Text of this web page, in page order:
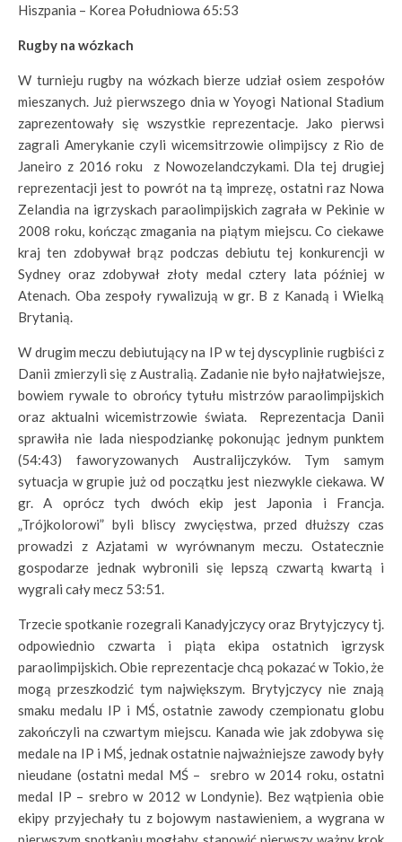
Hiszpania – Korea Południowa 65:53
Rugby na wózkach
W turnieju rugby na wózkach bierze udział osiem zespołów
mieszanych. Już pierwszego dnia w Yoyogi National Stadium
zaprezentowały się wszystkie reprezentacje. Jako pierwsi
zagrali Amerykanie czyli wicemsitrzowie olimpijscy z Rio de
Janeiro z 2016 roku z Nowozelandczykami. Dla tej drugiej
reprezentacji jest to powrót na tą imprezę, ostatni raz Nowa
Zelandia na igrzyskach paraolimpijskich zagrała w Pekinie w
2008 roku, kończąc zmagania na piątym miejscu. Co ciekawe
kraj ten zdobywał brąz podczas debiutu tej konkurencji w
Sydney oraz zdobywał złoty medal cztery lata później w
Atenach. Oba zespoły rywalizują w gr. B z Kanadą i Wielką
Brytanią.
W drugim meczu debiutujący na IP w tej dyscyplinie rugbiści z
Danii zmierzyli się z Australią. Zadanie nie było najłatwiejsze,
bowiem rywale to obrońcy tytułu mistrzów paraolimpijskich
oraz aktualni wicemistrzowie świata. Reprezentacja Danii
sprawiła nie lada niespodziankę pokonując jednym punktem
(54:43) faworyzowanych Australijczyków. Tym samym
sytuacja w grupie już od początku jest niezwykle ciekawa. W
gr. A oprócz tych dwóch ekip jest Japonia i Francja.
„Trójkolorowi” byli bliscy zwycięstwa, przed dłuższy czas
prowadzi z Azjatami w wyrównanym meczu. Ostatecznie
gospodarze jednak wybronili się lepszą czwartą kwartą i
wygrali cały mecz 53:51.
Trzecie spotkanie rozegrali Kanadyjczycy oraz Brytyjczycy tj.
odpowiednio czwarta i piąta ekipa ostatnich igrzysk
paraolimpijskich. Obie reprezentacje chcą pokazać w Tokio, że
mogą przeszkodzić tym największym. Brytyjczycy nie znają
smaku medalu IP i MŚ, ostatnie zawody czempionatu globu
zakończyli na czwartym miejscu. Kanada wie jak zdobywa się
medale na IP i MŚ, jednak ostatnie najważniejsze zawody były
nieudane (ostatni medal MŚ – srebro w 2014 roku, ostatni
medal IP – srebro w 2012 w Londynie). Bez wątpienia obie
ekipy przyjechały tu z bojowym nastawieniem, a wygrana w